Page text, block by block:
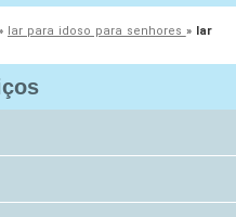
lar para idoso para senhores » lar